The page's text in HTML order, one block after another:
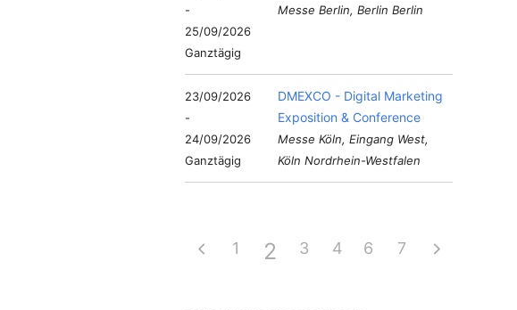
-
25/09/2026
Ganztägig
Messe Berlin, Berlin Berlin
23/09/2026
-
24/09/2026
Ganztägig
DMEXCO - Digital Marketing
Exposition & Conference
Messe Köln, Eingang West,
Köln Nordrhein-Westfalen
1 2 3 4 5
6 7